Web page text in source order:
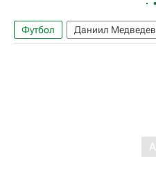
Футбол Даниил Медведев